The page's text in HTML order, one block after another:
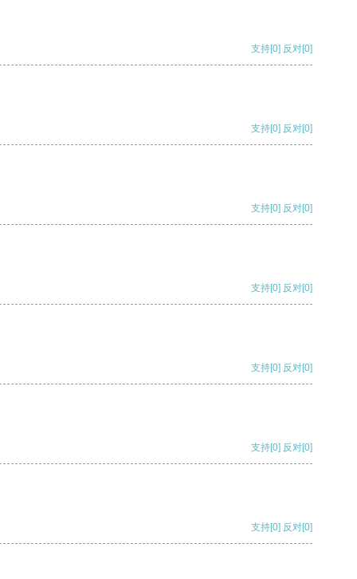
支持[0] 反对[0]
支持[0] 反对[0]
支持[0] 反对[0]
支持[0] 反对[0]
支持[0] 反对[0]
支持[0] 反对[0]
支持[0] 反对[0]